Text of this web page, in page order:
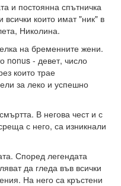
и постоянна спътничка
които имат "ник" в
Николина.
на бременните жени.
nonus - девет, число
които трае
за леко и успешно
В негова чест и с
с него, са изникнали
Според легендата
да гледа във всички
На него са кръстени